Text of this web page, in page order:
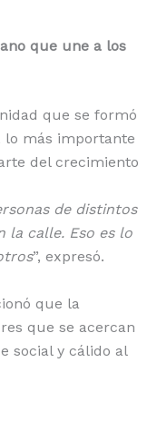
que une a los
que se formó
lo más importante
del crecimiento
de distintos
la calle. Eso es lo
”, expresó.
que la
que se acercan
social y cálido al